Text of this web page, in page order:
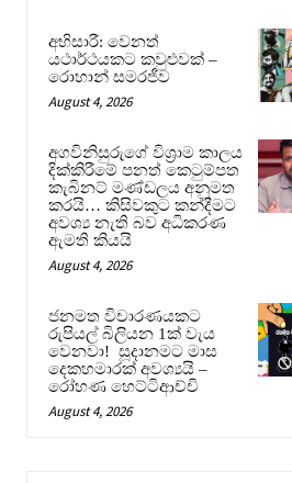
අභිසාරී: වෙනත්
යථාර්ථයකට කවුළුවක් –
රොහාන් සමරජීව
August 4, 2026
අගවිනිසුරුගේ විශ්‍රාම කාලය
දික්කිරීමේ පනත් කෙටුම්පත
කැබිනට් මණ්ඩලය අනුමත
කරයි… කිසිවකුට කන්දීමට
අවශ්‍ය නැති බව අධිකරණ
ඇමති කියයි
August 4, 2026
ජනමත විචාරණයකට
රුපියල් බිලියන 1ක් වැය
වෙනවා! සූදානමට මාස
දෙකහමාරක් අවශ්‍යයි –
රෝහණ හෙට්ටිආච්චි
August 4, 2026